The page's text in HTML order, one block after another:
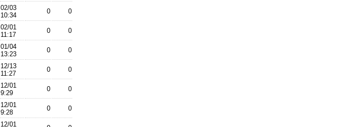
02/03
10:34
0 0
02/01
11:17
0 0
01/04
13:23
0 0
12/13
11:27
0 0
12/01
9:29
0 0
12/01
9:28
0 0
12/01